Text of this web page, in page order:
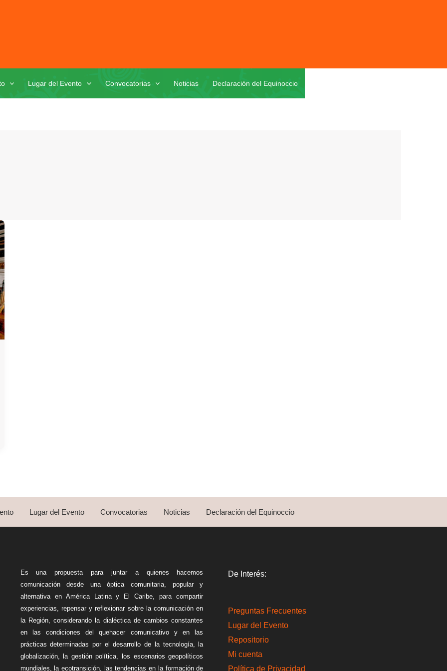
Lugar del Evento Convocatorias Noticias Declaración del Equinoccio
Lugar del Evento Convocatorias Noticias Declaración del Equinoccio
Es una propuesta para juntar a quienes hacemos
comunicación desde una óptica comunitaria, popular y
alternativa en América Latina y El Caribe, para compartir
experiencias, repensar y reflexionar sobre la comunicación en
la Región, considerando la dialéctica de cambios constantes
en las condiciones del quehacer comunicativo y en las
prácticas determinadas por el desarrollo de la tecnología, la
globalización, la gestión política, los escenarios geopolíticos
mundiales, la ecotransición, las tendencias en la formación de
De Interés:
Preguntas Frecuentes
Lugar del Evento
Repositorio
Mi cuenta
Política de Privacidad